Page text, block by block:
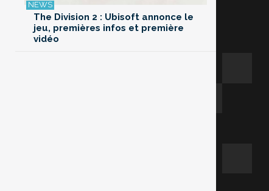
The Division 2 : Ubisoft annonce le
jeu, premières infos et première
vidéo